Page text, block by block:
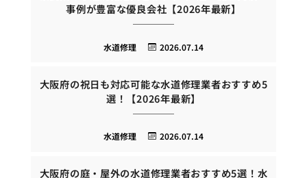
事例が豊富な優良会社【2026年最新】
2026.07.14
水道修理
大阪府の祝日も対応可能な水道修理業者おすすめ5
選！【2026年最新】
2026.07.14
水道修理
大阪府の庭・屋外の水道修理業者おすすめ5選！水